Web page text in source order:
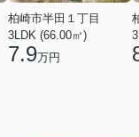
柏崎市半田１丁目
3LDK (66.00㎡)
7.9万円